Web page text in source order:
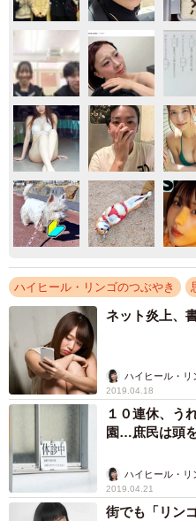
ハイヒール・リンゴのつぶやき
ネット炎上、
ハイヒール・リ
2019.04.18
１０連休、う
園…庶民は頭
ハイヒール・リ
2019.04.21
街でも「リン